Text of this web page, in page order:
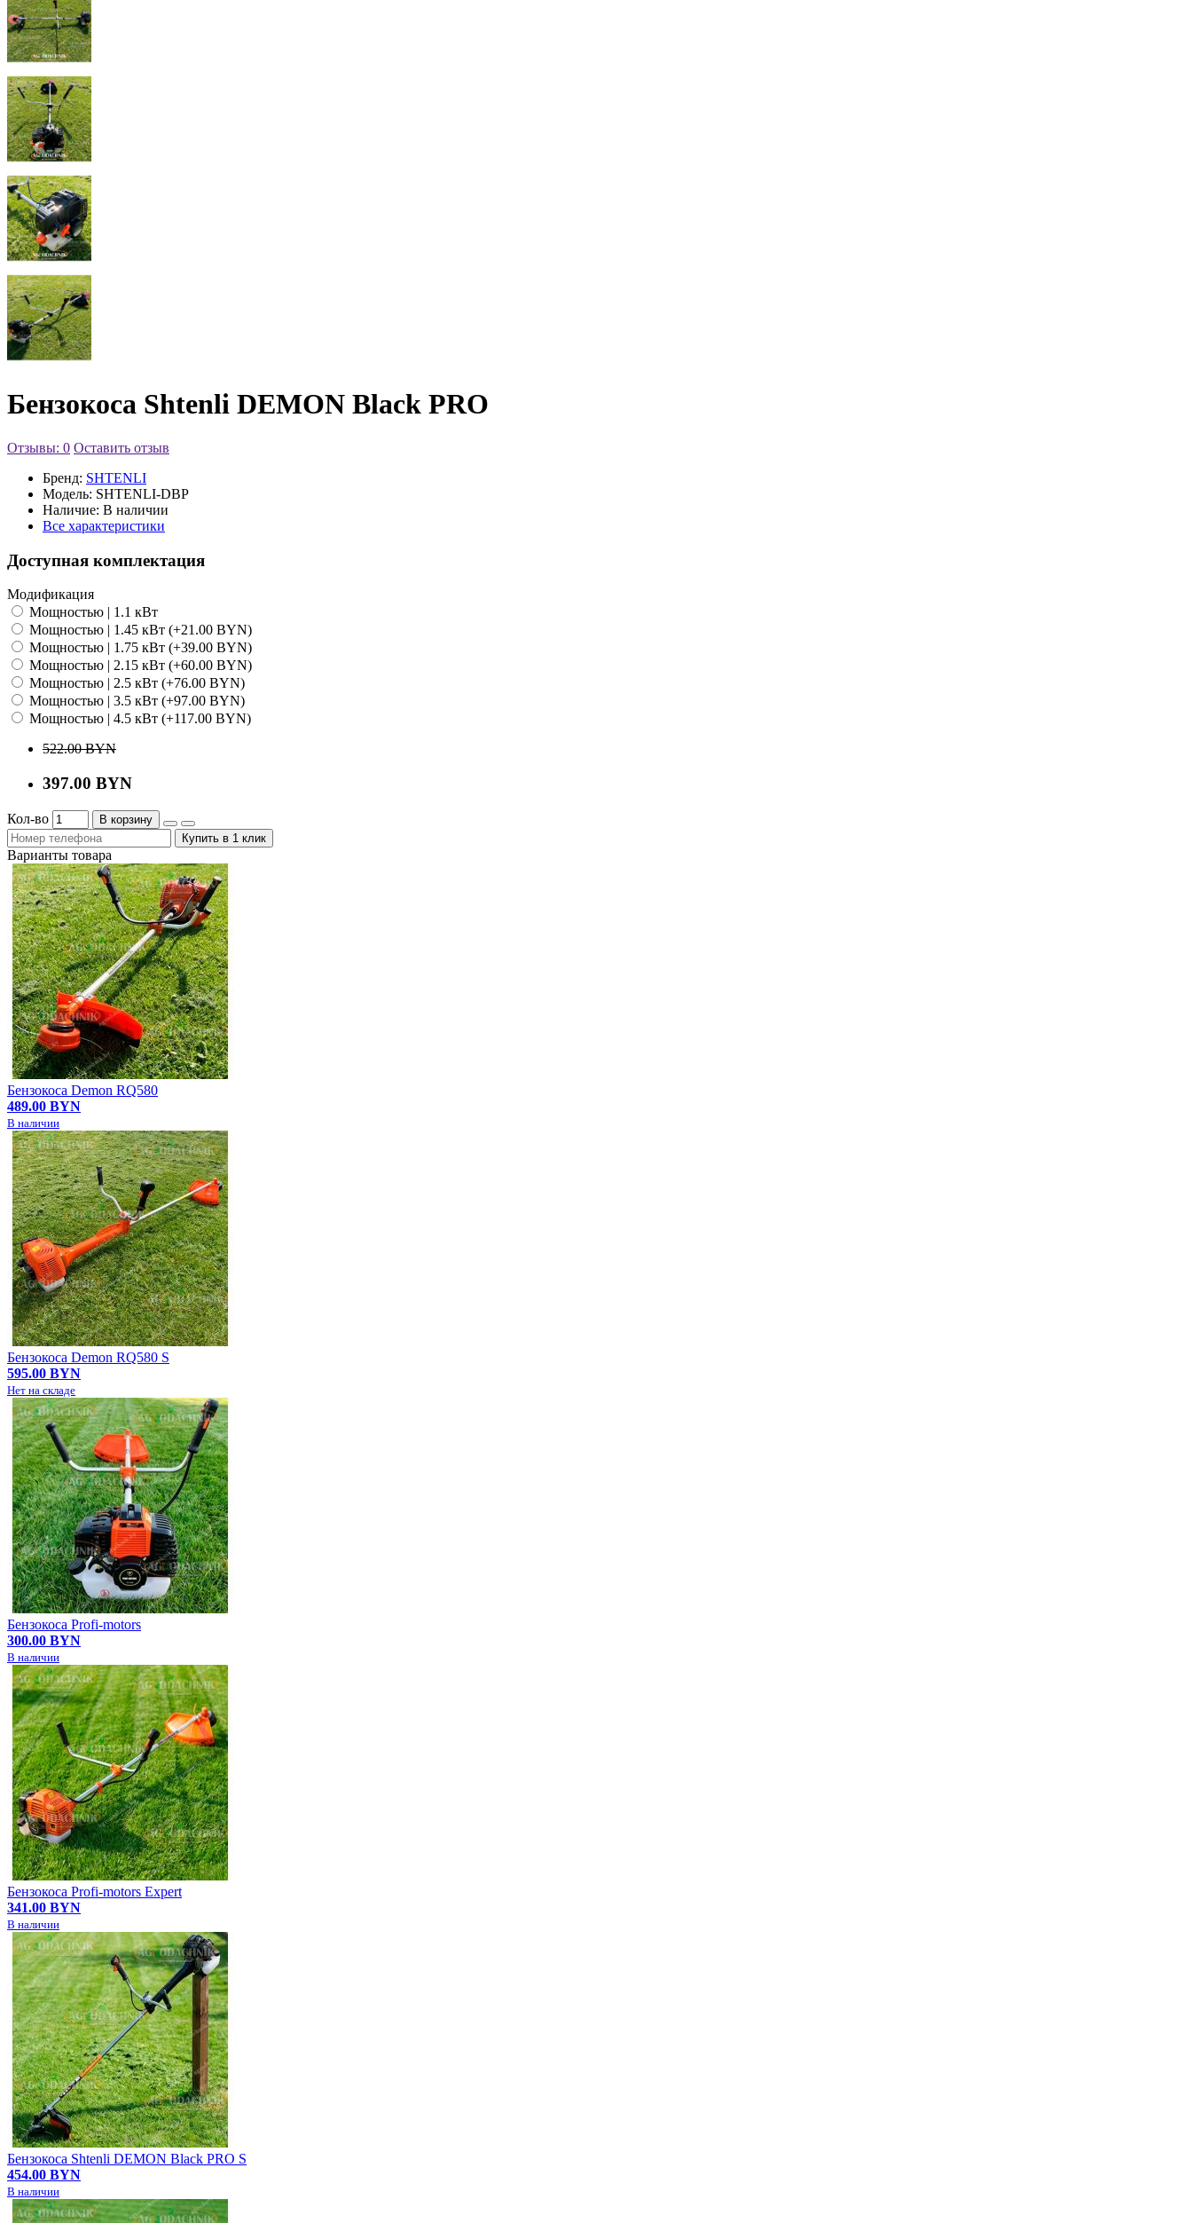
Бензокоса Shtenli DEMON Black PRO
Отзывы: 0 Оставить отзыв
Бренд: SHTENLI
Модель: SHTENLI-DBP
Наличие: В наличии
Все характеристики
Доступная комплектация
Модификация
Мощностью | 1.1 кВт
Мощностью | 1.45 кВт (+21.00 BYN)
Мощностью | 1.75 кВт (+39.00 BYN)
Мощностью | 2.15 кВт (+60.00 BYN)
Мощностью | 2.5 кВт (+76.00 BYN)
Мощностью | 3.5 кВт (+97.00 BYN)
Мощностью | 4.5 кВт (+117.00 BYN)
522.00 BYN
397.00 BYN
Кол-во
В корзину
Купить в 1 клик
Варианты товара
Бензокоса Demon RQ580
489.00 BYN
В наличии
Бензокоса Demon RQ580 S
595.00 BYN
Нет на складе
Бензокоса Profi-motors
300.00 BYN
В наличии
Бензокоса Profi-motors Expert
341.00 BYN
В наличии
Бензокоса Shtenli DEMON Black PRO S
454.00 BYN
В наличии